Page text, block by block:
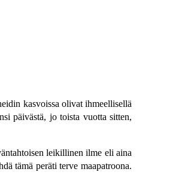
kasvoissa olivat ihmeellisellä
päivästä, jo toista vuotta sitten,
leikillinen ilme eli aina
tämä peräti terve maapatroona.